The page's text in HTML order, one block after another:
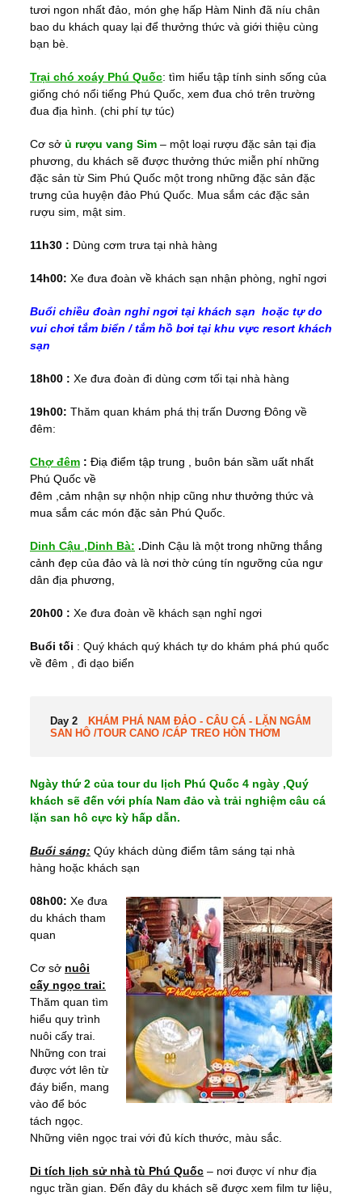
tươi ngon nhất đảo, món ghẹ hấp Hàm Ninh đã níu chân
bao du khách quay lại để thưởng thức và giới thiệu cùng
bạn bè.
Trại chó xoáy Phú Quốc: tìm hiểu tập tính sinh sống của
giống chó nổi tiếng Phú Quốc, xem đua chó trên trường
đua địa hình. (chi phí tự túc)
Cơ sở ủ rượu vang Sim – một loại rượu đặc sản tại địa
phương, du khách sẽ được thưởng thức miễn phí những
đặc sản từ Sim Phú Quốc một trong những đặc sản đặc
trưng của huyện đảo Phú Quốc. Mua sắm các đặc sản
rượu sim, mật sim.
11h30 : Dùng cơm trưa tại nhà hàng
14h00: Xe đưa đoàn về khách sạn nhận phòng, nghỉ ngơi
Buổi chiều đoàn nghỉ ngơi tại khách sạn hoặc tự do
vui chơi tắm biển / tắm hồ bơi tại khu vực resort khách
sạn
18h00 : Xe đưa đoàn đi dùng cơm tối tại nhà hàng
19h00: Thăm quan khám phá thị trấn Dương Đông về
đêm:
Chợ đêm : Điạ điểm tập trung , buôn bán sầm uất nhất
Phú Quốc về
đêm ,cảm nhận sự nhộn nhịp cũng như thưởng thức và
mua sắm các món đặc sản Phú Quốc.
Dinh Cậu ,Dinh Bà: .Dinh Cậu là một trong những thắng
cảnh đẹp của đảo và là nơi thờ cúng tín ngưỡng của ngư
dân địa phương,
20h00 : Xe đưa đoàn về khách sạn nghỉ ngơi
Buổi tối : Quý khách quý khách tự do khám phá phú quốc
về đêm , đi dạo biển
Day 2
KHÁM PHÁ NAM ĐẢO - CÂU CÁ - LẶN NGẮM
SAN HÔ /TOUR CANO /CÁP TREO HÒN THƠM
Ngày thứ 2 của tour du lịch Phú Quốc 4 ngày ,Quý
khách sẽ đến với phía Nam đảo và trải nghiệm câu cá
lặn san hô cực kỳ hấp dẫn.
Buổi sáng: Qúy khách dùng điểm tâm sáng tại nhà
hàng hoặc khách sạn
08h00: Xe đưa
du khách tham
quan
Cơ sở nuôi
cấy ngọc trai:
Thăm quan tìm
hiểu quy trình
nuôi cấy trai.
Những con trai
được vớt lên từ
đáy biển, mang
vào để bóc
tách ngọc.
Những viên ngọc trai với đủ kích thước, màu sắc.
Di tích lịch sử nhà tù Phú Quốc – nơi được ví như địa
ngục trần gian. Đến đây du khách sẽ được xem film tư liệu,